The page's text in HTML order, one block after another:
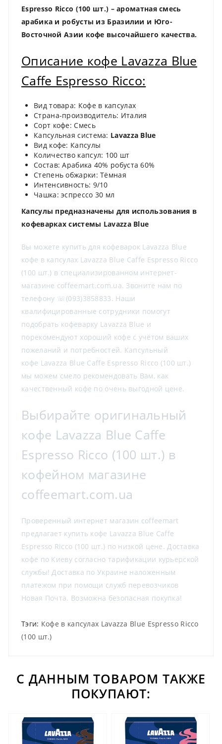
Espresso Ricco (100 шт.) – ароматная смесь
арабика и робусты из Бразилии и Юго-
Восточной Азии кофе высочайшего качества.
Описание кофе Lavazza Blue
Caffe Espresso Ricco:
Вид товара: Кофе в капсулах
Страна-производитель: Италия
Сорт кофе: Смесь
Капсульная система: Lavazza Blue
Вид кофе: Капсулы
Количество капсул: 100 шт
Состав: Арабика 40% робуста 60%
Степень обжарки: Тёмная
Интенсивность: 9/10
Чашка: эспрессо 30 мл
Капсулы предназначены для использования в
кофеварках системы Lavazza Blue
Вы можете купить для кофеварок Lavazza Blue
кофе в капсулах Lavazza Blue Caffe Espresso Ricco
(100 шт.) в специализированном интернет-
магазине coffeemart.com.ua. Звоните нам по
телефону ☏(093)3858833. Наши
квалифицированные сотрудники помогут
подобрать кофеварку Lavazza Blue и
порекомендуют хороший кофе с учётом ваших
пожеланий и потребностей. Капсульный
кофе Lavazza Blue Caffe Espresso Ricco (100 шт.)
мы можем смело рекомендовать Вам, как
качественный кофе по очень выгодной цене.
Выбирайте оригинальный
кофе Lavazza Blue Caffe
Espresso Ricco (100 шт.) в
кофейном магазине
coffeemart.com.ua
Проверенный интернет магазин coffeemart
предлагает купить кофе Lavazza Blue Caffe
Espresso Ricco (100 шт.) по низкой цене. Доставка
кофе по Киеву согласно тарификации курьерской
службы! Доставка по Украине наложенным
платежом при помощи служб перевозчиков
Новая Почта. Возможна безопасная покупка!
Тэги: Кофе в капсулах Lavazza Blue Espresso Ricco
(100 шт.)
С ДАННЫМ ТОВАРОМ ТАКЖЕ
ПОКУПАЮТ: